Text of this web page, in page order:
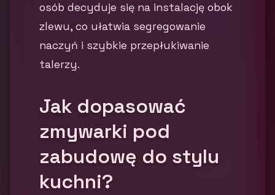
osób decyduje się na instalację obok
zlewu, co ułatwia segregowanie
naczyń i szybkie przepłukiwanie
talerzy.
Jak dopasować
zmywarki pod
zabudowę do stylu
kuchni?